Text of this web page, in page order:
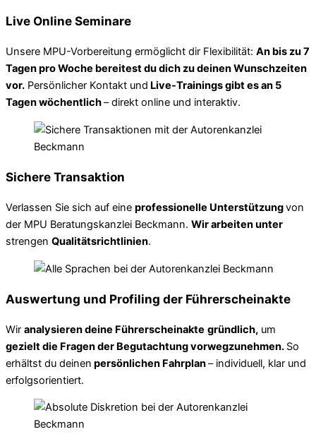
Live Online Seminare
Unsere MPU-Vorbereitung ermöglicht dir Flexibilität: An bis zu 7
Tagen pro Woche bereitest du dich zu deinen Wunschzeiten
vor. Persönlicher Kontakt und Live-Trainings gibt es an 5
Tagen wöchentlich– direkt online und interaktiv.
Sichere Transaktion
Verlassen Sie sich auf eine professionelle Unterstützungvon
der MPU Beratungskanzlei Beckmann. Wir arbeiten unter
strengen Qualitätsrichtlinien.
Auswertung und Profiling der Führerscheinakte
Wir analysieren deine Führerscheinakte gründlich, um
gezielt die Fragen der Begutachtung vorwegzunehmen. So
erhältst du deinen persönlichen Fahrplan– individuell, klar und
erfolgsorientiert.